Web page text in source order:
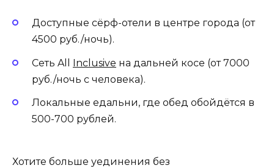
Доступные сёрф-отели в центре города (от
4500 руб./ночь).
Сеть All Inclusive на дальней косе (от 7000
руб./ночь с человека).
Локальные едальни, где обед обойдётся в
500-700 рублей.
Хотите больше уединения без